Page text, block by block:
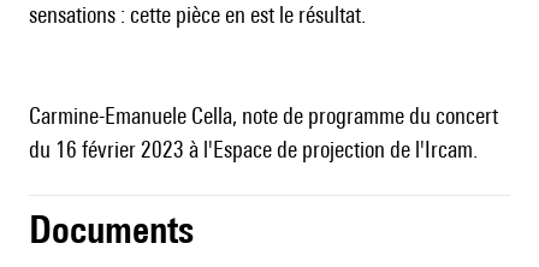
sensations : cette pièce en est le résultat.
Carmine-Emanuele Cella, note de programme du concert
du 16 février 2023 à l'Espace de projection de l'Ircam.
Documents